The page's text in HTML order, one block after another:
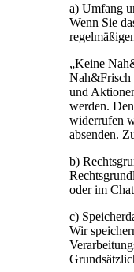
a) Umfang
Wenn Sie
„Keine
Nah&Frisch
und
werden.
widerrufen
absenden.
b)
oder im
c)
Wir